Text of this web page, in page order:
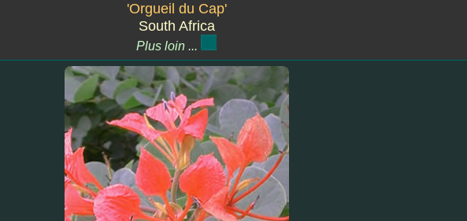
'Orgueil du Cap'
South Africa
Plus loin ...